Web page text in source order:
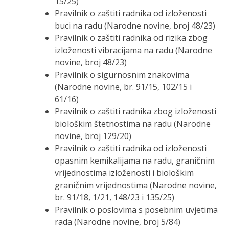
Pravilnik o zaštiti radnika od izloženosti
buci na radu (Narodne novine, broj 48/23)
Pravilnik o zaštiti radnika od rizika zbog
izloženosti vibracijama na radu (Narodne
novine, broj 48/23)
Pravilnik o sigurnosnim znakovima
(Narodne novine, br. 91/15, 102/15 i
61/16)
Pravilnik o zaštiti radnika zbog izloženosti
biološkim štetnostima na radu (Narodne
novine, broj 129/20)
Pravilnik o zaštiti radnika od izloženosti
opasnim kemikalijama na radu, graničnim
vrijednostima izloženosti i biološkim
graničnim vrijednostima (Narodne novine,
br. 91/18, 1/21, 148/23 i 135/25)
Pravilnik o poslovima s posebnim uvjetima
rada (Narodne novine, broj 5/84)